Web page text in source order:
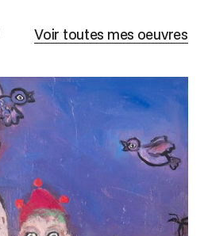
Voir toutes mes oeuvres